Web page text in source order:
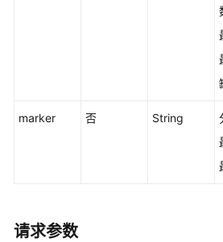
管
marker 否 String
请求参数